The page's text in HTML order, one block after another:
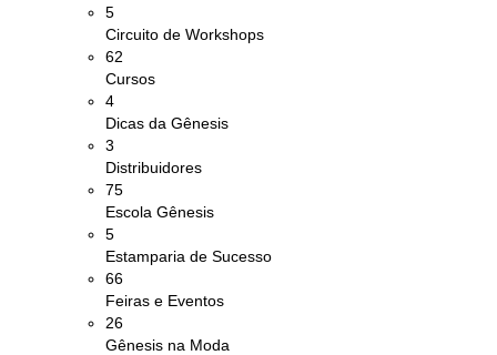
5
Circuito de Workshops
62
Cursos
4
Dicas da Gênesis
3
Distribuidores
75
Escola Gênesis
5
Estamparia de Sucesso
66
Feiras e Eventos
26
Gênesis na Moda